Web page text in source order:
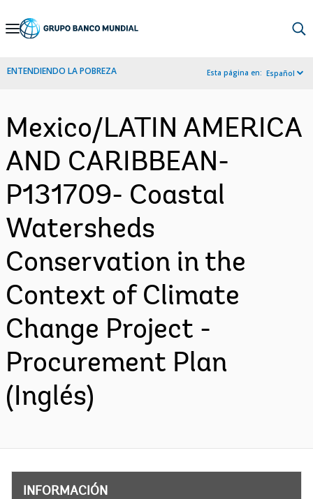
Skip
Navigation
ENTENDIENDO LA POBREZA Esta página en: Español
Mexico/LATIN AMERICA
AND CARIBBEAN-
P131709- Coastal
Watersheds
Conservation in the
Context of Climate
Change Project -
Procurement Plan
(Inglés)
INFORMACIÓN